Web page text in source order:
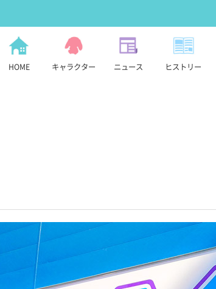
HOME キャラクター ニュース ヒストリー